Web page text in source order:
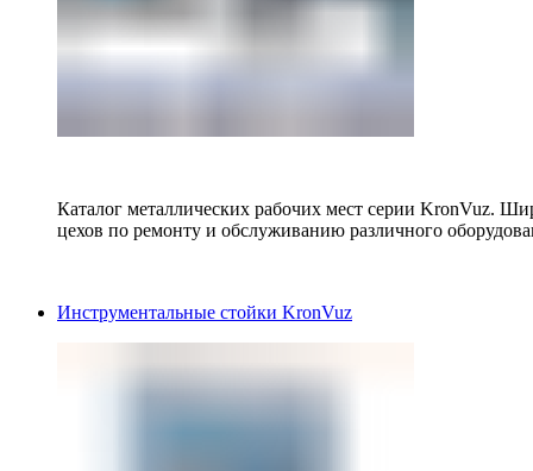
Каталог металлических рабочих мест серии KronVuz.
цехов по ремонту и обслуживанию различного
Инструментальные стойки KronVuz